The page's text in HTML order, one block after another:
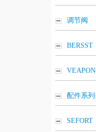
调节阀
BERSST
VEAPON
配件系列
SEFORT